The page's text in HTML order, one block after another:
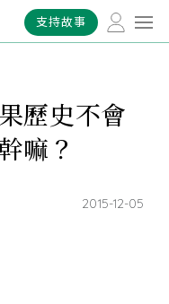
支持故事
歷史不會
嘛？
2015-12-05